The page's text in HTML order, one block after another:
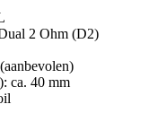
2 Ohm (D2)
ca. 40 mm